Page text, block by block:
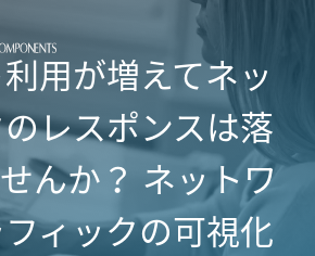
用が増えてネッ
レスポンスは落
んか？ ネットワ
ィックの可視化